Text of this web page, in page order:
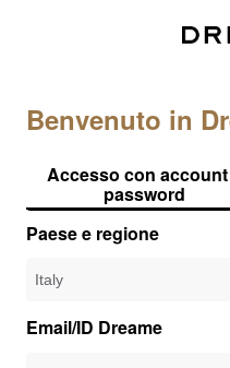
Benvenuto in
Accesso con
password
Paese e regione
Email/ID Dreame